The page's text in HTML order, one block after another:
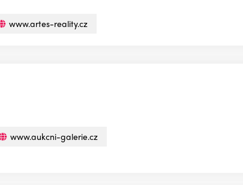
www.artes-reality.cz
www.aukcni-galerie.cz